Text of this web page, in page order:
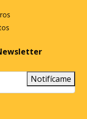
Notifícame